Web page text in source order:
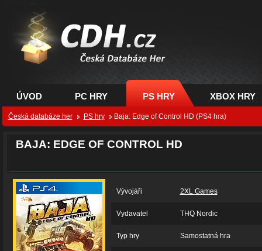
CDH.cz - hry na PC,
PS, XBOX - Česká
databáze her
ÚVOD PC HRY PS HRY XBOX HRY
Česká databáze her PS hry Baja: Edge of Control HD (PS4 hra)
BAJA: EDGE OF CONTROL HD
Vývojáři 2XL Games
Vydavatel THQ Nordic
Typ hry Samostatná hra